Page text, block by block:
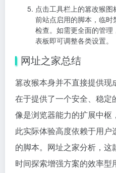
点击工具栏上的篡改猴
前站点启用的脚本，临
检查。如需更全面的管理
表板即可调整各类设置。
网址之家总结
篡改猴本身并不直接提供现
在于提供了一个安全、稳定
像是浏览器能力的扩展中枢
此实际体验高度依赖于用户
的脚本。网址之家分析，
时间探索增强方案的效率